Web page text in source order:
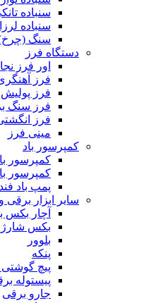
سنباده
سنباده
سنگ (چرخ)
دستگاه فرز
اور فرز
فرز
فرز پولیش
فرز سنگ
فرز
مینی فرز
کمپرسور باد
کمپرسور
کمپرسور
پمپ باد
سایر ابزار
آچار بکس
بکس
بلوور
پنکه
پیچ
پیستوله
جارو برقی